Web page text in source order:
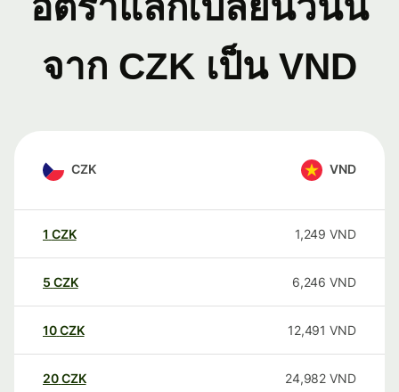
จาก CZK เป็น VND
CZK VND
1 CZK 1,249 VND
5 CZK 6,246 VND
10CZK 12,491 VND
20CZK 24,982 VND